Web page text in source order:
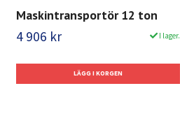
Maskintransportör 12 ton
4 906 kr I lager.